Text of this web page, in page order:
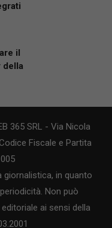
il
della
365 SRL - Via Nicola
Fiscale e Partita
in quanto
Non può
ai sensi della